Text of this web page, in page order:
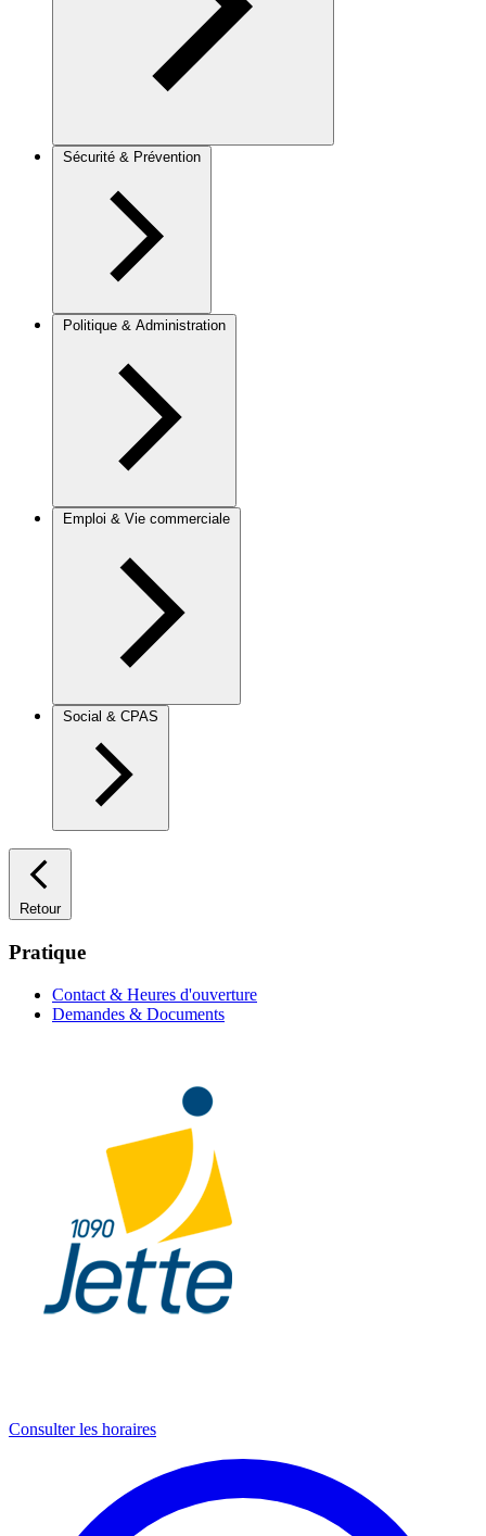
Sécurité & Prévention
Politique & Administration
Emploi & Vie commerciale
Social & CPAS
Retour
Pratique
Contact & Heures d'ouverture
Demandes & Documents
Consulter les horaires